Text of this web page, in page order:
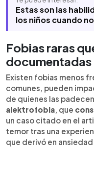
de exposición con
Estas son las
los niños cuando
Fobias raras
documentadas
Existen fobias menos
comunes, pueden
de quienes las
alektrofobia, que
un caso citado en el
temor tras una
que derivó en